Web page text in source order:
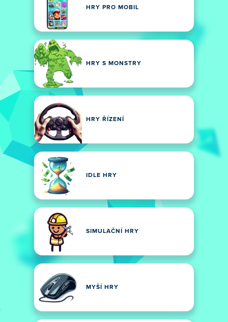
HRY PRO MOBIL
HRY S MONSTRY
HRY ŘÍZENÍ
IDLE HRY
SIMULAČNÍ HRY
MYŠÍ HRY